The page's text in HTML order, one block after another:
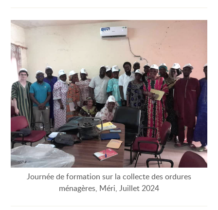
Journée de formation sur la collecte des ordures
ménagères, Méri, Juillet 2024